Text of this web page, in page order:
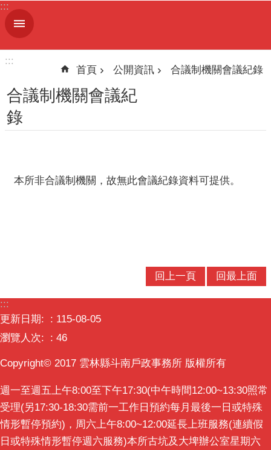
跳到主要內容區塊
進
階
機
最
新
消
公
開
資
訊
:::
:::
首頁 公開資訊 合議制機關會議紀錄
合議制機關會議紀
錄
本所非合議制機關，故無此會議紀錄資料可提供。
回上一頁 回最上面
:::
更新日期:
115-08-05
瀏覽人次:
46
Copyright© 2017 雲林縣斗南戶政事務所 版權所有
週一至週五上午8:00至下午17:30(中午時間12:00~13:30照常
受理(另17:30-18:30需前一工作日預約每月最後一日或特殊
情形暫停預約)，周六上午8:00~12:00延長上班服務(連續假
日或特殊情形暫停週六服務)本所古坑及大埤辦公室星期六